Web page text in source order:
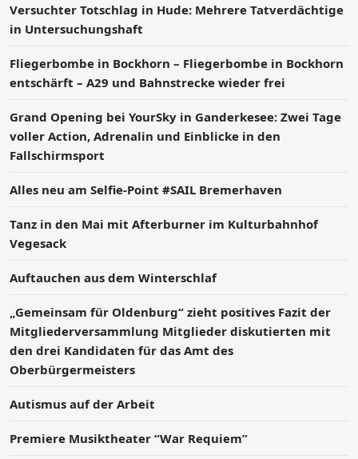
Versucht­er Totschlag in Hude: Mehrere Tatverdächtige
in Untersuchungshaft
Fliegerbombe in Bockhorn – Fliegerbombe in Bockhorn
entschärft – A29 und Bahnstrecke wieder frei
Grand Opening bei YourSky in Ganderkesee: Zwei Tage
voller Action, Adrenalin und Einblicke in den
Fallschirmsport
Alles neu am Selfie-Point #SAIL Bremerhaven
Tanz in den Mai mit Afterburner im Kulturbahnhof
Vegesack
Auftauchen aus dem Winterschlaf
„Gemeinsam für Oldenburg“ zieht positives Fazit der
Mitgliederversammlung Mitglieder diskutierten mit
den drei Kandidaten für das Amt des
Oberbürgermeisters
Autismus auf der Arbeit
Premiere Musiktheater “War Requiem”